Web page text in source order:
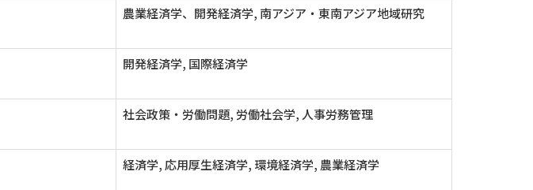
農業経済学、開発経済学, 南アジア・東南アジア地域研究
開発経済学, 国際経済学
社会政策・労働問題, 労働社会学, 人事労務管理
経済学, 応用厚生経済学, 環境経済学, 農業経済学